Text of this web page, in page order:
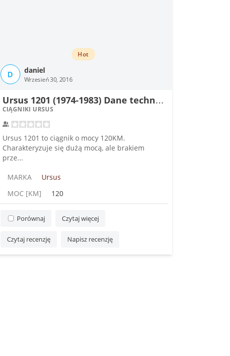
D daniel
Wrzesień 30, 2016
Hot
U
rsus 1201 (1974-1983) Dane techniczne
CIĄGNIKI URSUS
Ursus 1201 to ciągnik o mocy 120KM.
Charakteryzuje się dużą mocą, ale brakiem
prze...
MARKA
Ursus
MOC [KM]
120
Porównaj Czytaj więcej
Czytaj recenzję Napisz recenzję